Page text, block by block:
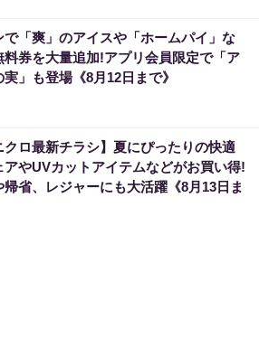
ン1位「このお茶ガチです」噂のお茶
ーブ健康本舗）
年の宝くじ当選者は〇〇です」占い師
会社デジタルファーム ）
で「爽」のアイスや「ホームパイ」な
料券を大量追加!アプリ会員限定で「ア
実」も登場《8月12日まで》
クロ最新チラシ】夏にぴったりの快適
アやUVカットアイテムなどがお買い得!
帰省、レジャーにも大活躍《8月13日ま